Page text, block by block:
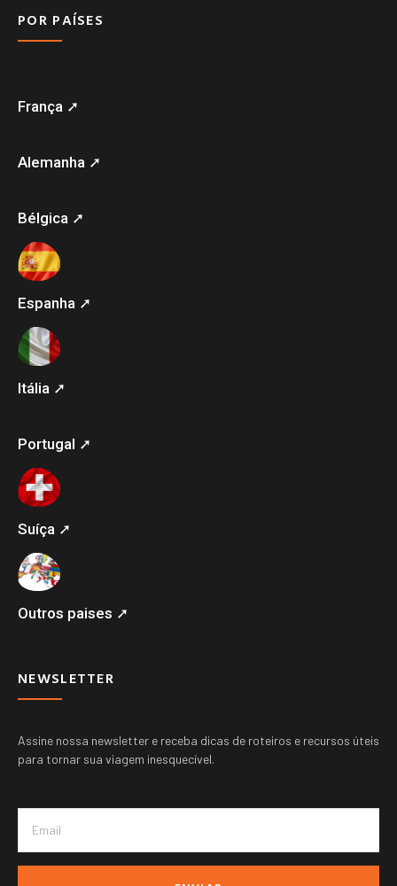
POR PAÍSES
França ➚
Alemanha ➚
Bélgica ➚
Espanha ➚
Itália ➚
Portugal ➚
Suíça ➚
Outros paises ➚
NEWSLETTER
Assine nossa newsletter e receba dicas de roteiros e recursos úteis
para tornar sua viagem inesquecível.